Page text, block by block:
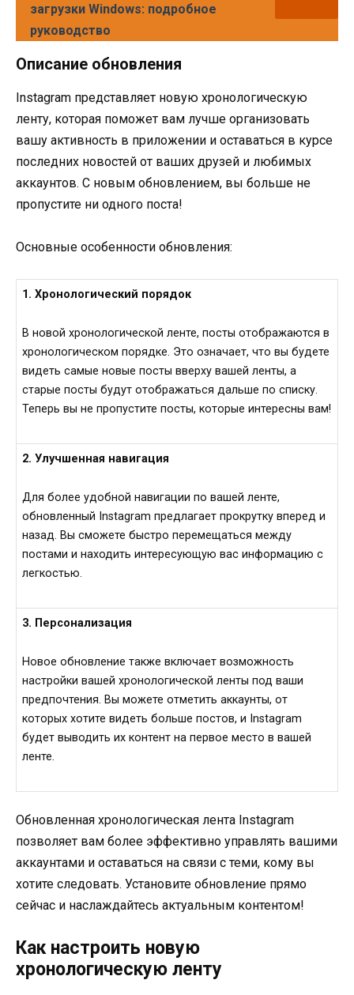
загрузки Windows: подробное
руководство
Описание обновления
Instagram представляет новую хронологическую
ленту, которая поможет вам лучше организовать
вашу активность в приложении и оставаться в курсе
последних новостей от ваших друзей и любимых
аккаунтов. С новым обновлением, вы больше не
пропустите ни одного поста!
Основные особенности обновления:
1. Хронологический порядок
В новой хронологической ленте, посты отображаются в
хронологическом порядке. Это означает, что вы будете
видеть самые новые посты вверху вашей ленты, а
старые посты будут отображаться дальше по списку.
Теперь вы не пропустите посты, которые интересны вам!
2. Улучшенная навигация
Для более удобной навигации по вашей ленте,
обновленный Instagram предлагает прокрутку вперед и
назад. Вы сможете быстро перемещаться между
постами и находить интересующую вас информацию с
легкостью.
3. Персонализация
Новое обновление также включает возможность
настройки вашей хронологической ленты под ваши
предпочтения. Вы можете отметить аккаунты, от
которых хотите видеть больше постов, и Instagram
будет выводить их контент на первое место в вашей
ленте.
Обновленная хронологическая лента Instagram
позволяет вам более эффективно управлять вашими
аккаунтами и оставаться на связи с теми, кому вы
хотите следовать. Установите обновление прямо
сейчас и наслаждайтесь актуальным контентом!
Как настроить новую
хронологическую ленту